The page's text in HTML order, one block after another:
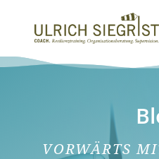
VORWÄRTS